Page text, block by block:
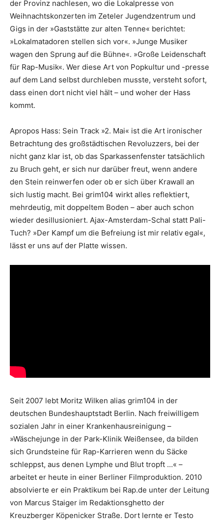
der Provinz nachlesen, wo die Lokalpresse von
Weihnachtskonzerten im Zeteler Jugendzentrum und
Gigs in der »Gaststätte zur alten Tenne« berichtet:
»Lokalmatadoren stellen sich vor«. »Junge Musiker
wagen den Sprung auf die Bühne«. »Große Leidenschaft
für Rap-Musik«. Wer diese Art von Popkultur und -presse
auf dem Land selbst durchleben musste, versteht sofort,
dass einen dort nicht viel hält – und woher der Hass
kommt.
Apropos Hass: Sein Track »2. Mai« ist die Art ironischer
Betrachtung des groß­städtischen Revoluzzers, bei der
nicht ganz klar ist, ob das Sparkassenfenster tatsächlich
zu Bruch geht, er sich nur darüber freut, wenn andere
den Stein reinwerfen oder ob er sich über Krawall an
sich lustig macht. Bei grim104 wirkt alles reflektiert,
mehrdeutig, mit doppeltem Boden – aber auch schon
wieder desillusioniert. Ajax-Amsterdam-Schal statt Pali-
Tuch? »Der Kampf um die Befreiung ist mir relativ egal«,
lässt er uns auf der Platte wissen.
Seit 2007 lebt Moritz Wilken alias grim104 in der
deutschen Bundeshauptstadt Berlin. Nach freiwilligem
sozialen Jahr in einer Krankenhausreinigung –
»Wäschejunge in der Park-Klinik Weißensee, da bilden
sich Grundsteine für Rap-Karrieren wenn du ­Säcke
schleppst, aus denen Lymphe und Blut tropft …« –
arbeitet er heute in einer Berliner Filmproduktion. 2010
absolvierte er ein Praktikum bei Rap.de unter der Leitung
von Marcus Staiger im Redaktions­ghetto der
Kreuzberger Köpenicker Straße. Dort lernte er Testo